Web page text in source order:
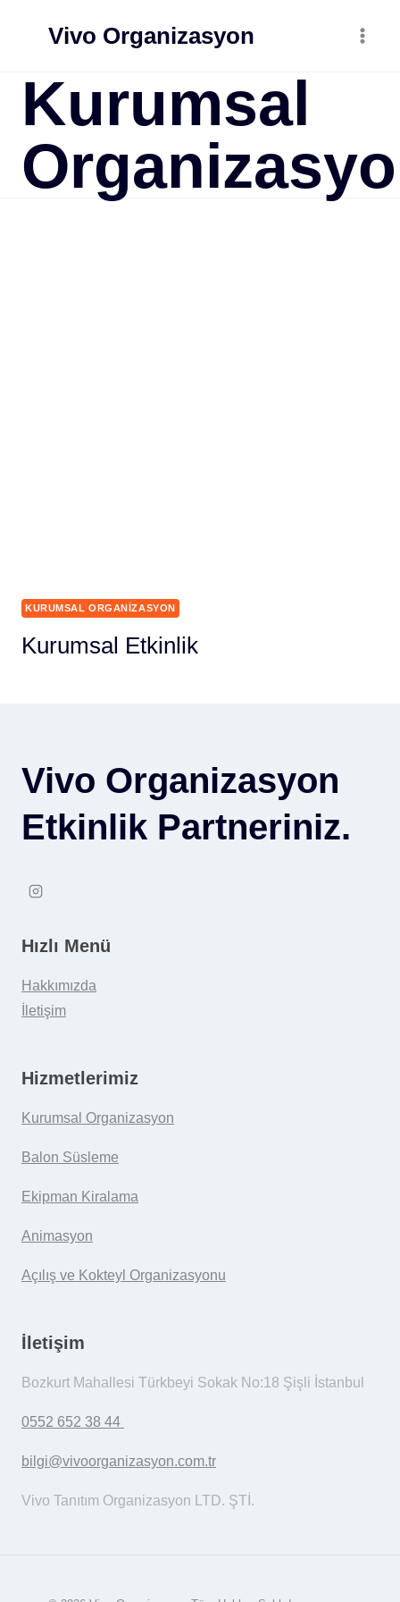
Vivo Organizasyon
Kurumsal
KURUMSAL ORGANIZASYON
Kurumsal Etkinlik
Vivo Organizasyon
Etkinlik Partneriniz.
Hızlı Menü
Hakkımızda
İletişim
Hizmetlerimiz
Kurumsal Organizasyon
Balon Süsleme
Ekipman Kiralama
Animasyon
Açılış ve Kokteyl Organizasyonu
İletişim
Bozkurt Mahallesi Türkbeyi Sokak No:18 Şişli İstanbul
0552 652 38 44
bilgi@vivoorganizasyon.com.tr
Vivo Tanıtım Organizasyon LTD. ŞTİ.